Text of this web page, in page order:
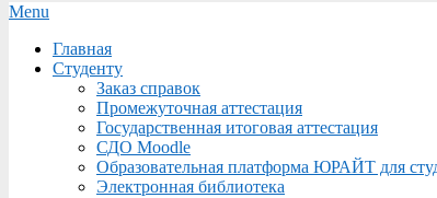
Secondary
Menu
Menu
Главная
Студенту
Заказ справок
Промежуточная аттестация
Государственная итоговая аттестация
СДО Moodle
Образовательная платформа ЮРАЙТ для
Электронная библиотека